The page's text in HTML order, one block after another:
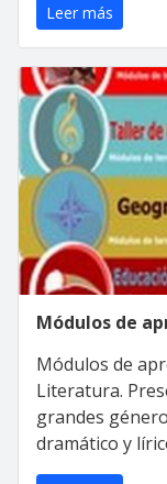
Leer más
Módulos de
Módulos de
Literatura.
grandes
dramático y